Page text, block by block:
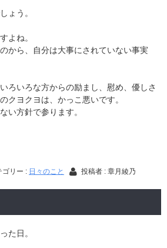
ょう。
よね。
から、自分は大事にされていない事実
ろいろな方からの励まし、慰め、優しさ
クヨクヨは、かっこ悪いです。
い方針で参ります。
ゴリー : 日々のこと 投稿者 : 章月綾乃
た日。